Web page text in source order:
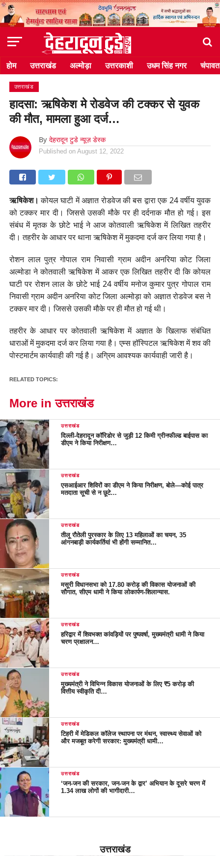
होम उत्तराखंड अल्मोड़ा उत्तरकाशी उधम सिंह नगर चंपावत
उत्तराखंड
हादसा: ऋषिकेश मे रोडवेज की टक्कर से युवक
की मौत, मामला हुआ दर्ज…
By देहरादून टुडे न्यूज़ डेस्क
Published on August 12, 2022
ऋषिकेश। कोयल घाटी में अज्ञात रोडवेज की बस द्वारा एक 24 वर्षीय युवक
को टक्कर मार दी। जिससे उसकी मौके पर ही दर्दनाक मौत हो गई। इस
संबंध में मृतक के छोटे भाई ने आज कोतवाली ऋषिकेश में लिखित तहरीर
दी। तहरीर के आधार पर थाना ऋषिकेश में मुकदमा दर्ज कर लिया गया है।
रोशन लाल पुत्र गोपाल राम निवासी ग्राम अदीन अनरिया कोट जिला
अल्मोडा ने कोतवाली ऋषिकेश में आकर एक लिखित तहरीर दी कि कोयल
घाटी पर रोशन लाल के छोटे भाई 24 वर्षीय मनोज कुमार पुत्र गोपाल राम
निवासी ग्राम अदीन अनरिया कोट जिला अल्मोड़ा को अज्ञात रोडवेज बस ने
टक्कर मार दी। जिससे उसकी मौके पर ही मौत हो गई थी।
तहरीर के आधार पर कोतवाली ऋषिकेश में अज्ञात के खिलाफ संबंधित
धाराओं में मुकदमा दर्ज कर लिया गया है। एम्स हॉस्पिटल ऋषिकेश में शव की
पोस्टमार्टम कार्यवाही की गई है। अग्रिम आवश्यक कार्यवाही जारी है।
RELATED TOPICS:
More in उत्तराखंड
उत्तराखंड
दिल्ली-देहरादून कॉरिडोर से जुड़ी 12 किमी ग्रीनफील्ड बाईपास का
डीएम ने किया निरीक्षण…
उत्तराखंड
एसआईआर शिविरों का डीएम ने किया निरीक्षण, बोले—कोई पात्र
मतदाता सूची से न छूटे…
उत्तराखंड
तीलू रौतेली पुरस्कार के लिए 13 महिलाओं का चयन, 35
आंगनबाड़ी कार्यकर्तियां भी होंगी सम्मानित…
उत्तराखंड
मसूरी विधानसभा को 17.80 करोड़ की विकास योजनाओं की
सौगात, सीएम धामी ने किया लोकार्पण-शिलान्यास.
उत्तराखंड
हरिद्वार में शिवभक्त कांवड़ियों पर पुष्पवर्षा, मुख्यमंत्री धामी ने किया
चरण प्रक्षालन…
उत्तराखंड
मुख्यमंत्री ने विभिन्न विकास योजनाओं के लिए ₹5 करोड़ की
वित्तीय स्वीकृति दी…
उत्तराखंड
टिहरी में मेडिकल कॉलेज स्थापना पर मंथन, स्वास्थ्य सेवाओं को
और मजबूत करेगी सरकार: मुख्यमंत्री धामी…
उत्तराखंड
‘जन-जन की सरकार, जन-जन के द्वार’ अभियान के दूसरे चरण में
1.34 लाख लोगों की भागीदारी…
उत्तराखंड